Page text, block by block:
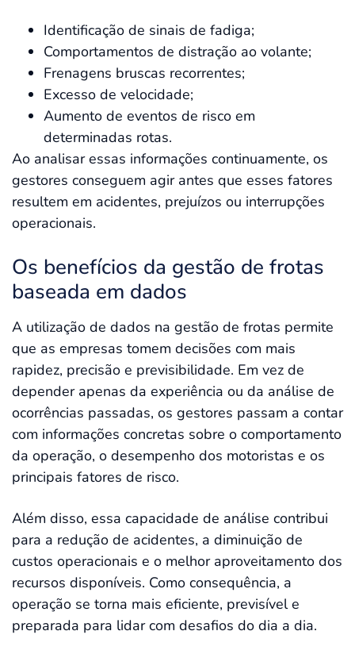
Identificação de sinais de fadiga;
Comportamentos de distração ao volante;
Frenagens bruscas recorrentes;
Excesso de velocidade;
Aumento de eventos de risco em
determinadas rotas.
Ao analisar essas informações continuamente, os
gestores conseguem agir antes que esses fatores
resultem em acidentes, prejuízos ou interrupções
operacionais.
Os benefícios da gestão de frotas
baseada em dados
A utilização de dados na gestão de frotas permite
que as empresas tomem decisões com mais
rapidez, precisão e previsibilidade. Em vez de
depender apenas da experiência ou da análise de
ocorrências passadas, os gestores passam a contar
com informações concretas sobre o comportamento
da operação, o desempenho dos motoristas e os
principais fatores de risco.
Além disso, essa capacidade de análise contribui
para a redução de acidentes, a diminuição de
custos operacionais e o melhor aproveitamento dos
recursos disponíveis. Como consequência, a
operação se torna mais eficiente, previsível e
preparada para lidar com desafios do dia a dia.